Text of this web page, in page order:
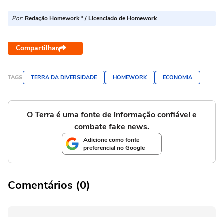
Por: Redação Homework * / Licenciado de Homework
Compartilhar
TAGS TERRA DA DIVERSIDADE HOMEWORK ECONOMIA
O Terra é uma fonte de informação confiável e
combate fake news.
Adicione como fonte
preferencial no Google
Comentários (0)